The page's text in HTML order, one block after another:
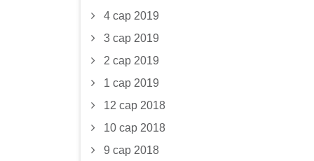
4 сар 2019
3 сар 2019
2 сар 2019
1 сар 2019
12 сар 2018
10 сар 2018
9 сар 2018